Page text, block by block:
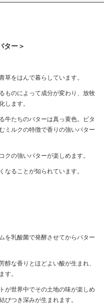
ター＞
草をはんで暮らしています。
ものによって成分が変わり、放牧
します。
牛たちのバターは真っ黄色。ビタ
ミルクの特徴で香りの強いバター
クの強いバターが楽しめます。
なることが知られています。
を乳酸菌で発酵させてからバター
な香りとほどよい酸が生まれ、
す。
が世界中でその土地の味が楽しめ
びつき深みが生まれます。